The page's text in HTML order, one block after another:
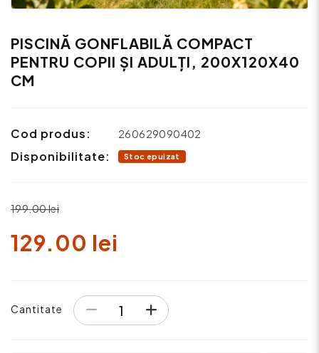
PISCINĂ GONFLABILĂ COMPACT
PENTRU COPII ȘI ADULȚI, 200X120X40
CM
Cod produs: 260629090402
Disponibilitate: Stoc epuizat
199.00 lei
129.00 lei
Cantitate